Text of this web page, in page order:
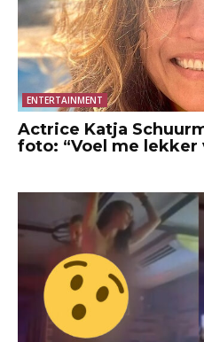
ENTERTAINMENT
Actrice Katja
foto: “Voel me lekker